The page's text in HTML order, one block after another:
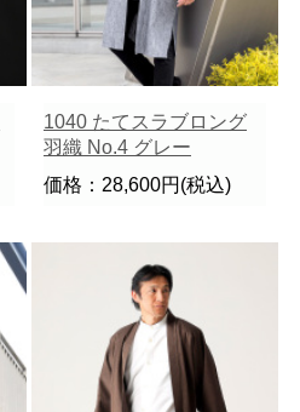
1040 たてスラブロング
羽織 No.4 グレー
価格：28,600円(税込)